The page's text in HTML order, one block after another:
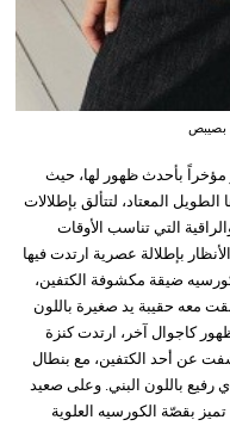
بصيبص
مؤخراً بأحدث ظهور لها، حيث
المعتاد، لتتألق بإطلالات
التي تناسب الأوقات
بإطلالة عصرية ارتدت فيها
ضيقة مكشوفة الكتفين،
معه حقيبة يد صغيرة باللون
كاجوال آخر، ارتدت كنزة
عن أحد الكتفين، مع بنطال
باللون البني. وعلى صعيد
بقصّة الكورسيه العلوية